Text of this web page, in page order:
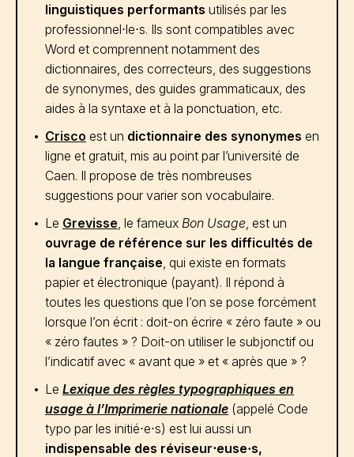
linguistiques performants utilisés par les
professionnel⋅le⋅s. Ils sont compatibles avec
Word et comprennent notamment des
dictionnaires, des correcteurs, des suggestions
de synonymes, des guides grammaticaux, des
aides à la syntaxe et à la ponctuation, etc.
Crisco est un dictionnaire des synonymes en
ligne et gratuit, mis au point par l’université de
Caen. Il propose de très nombreuses
suggestions pour varier son vocabulaire.
Le Grevisse , le fameux Bon Usage , est un
ouvrage de référence sur les difficultés de
la langue française , qui existe en formats
papier et électronique (payant). Il répond à
toutes les questions que l’on se pose forcément
lorsque l’on écrit : doit-on écrire « zéro faute » ou
« zéro fautes » ? Doit-on utiliser le subjonctif ou
l’indicatif avec « avant que » et « après que » ?
Le Lexique des règles typographiques en
usage à l’Imprimerie nationale (appelé Code
typo par les initié⋅e⋅s) est lui aussi un
indispensable des réviseur⋅euse·s,